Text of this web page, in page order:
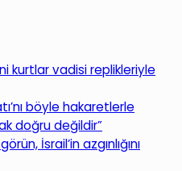
kurtlar vadisi replikleriyle
böyle hakaretlerle
doğru değildir”
İsrail’in azgınlığını